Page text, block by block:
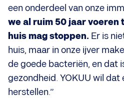
een onderdeel van onze
we al ruim 50 jaar voeren
huis mag stoppen. Er is
huis, maar in onze ijver
de goede bacteriën, en dat
gezondheid. YOKUU wil dat
herstellen.”